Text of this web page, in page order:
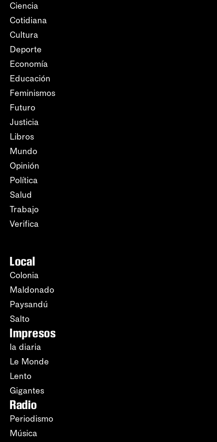
Ciencia
Cotidiana
Cultura
Deporte
Economía
Educación
Feminismos
Futuro
Justicia
Libros
Mundo
Opinión
Política
Salud
Trabajo
Verifica
Local
Colonia
Maldonado
Paysandú
Salto
Impresos
la diaria
Le Monde
Lento
Gigantes
Radio
Periodismo
Música